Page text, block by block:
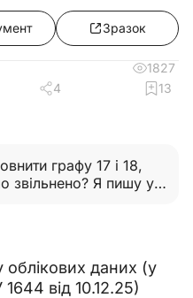
редакції постанови
Зразок
1827
4 13
графу 17 і 18,
звільнено? Я пишу у
"від якого числа і
даних (у
від 10.12.25)